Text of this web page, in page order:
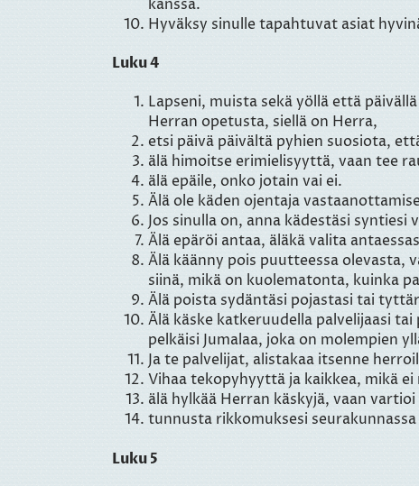
kanssa.
Hyväksy sinulle tapahtuvat asiat
Luku 4
Lapseni, muista sekä yöllä että
Herran opetusta, siellä on Herra,
etsi päivä päivältä pyhien suosiota,
älä himoitse erimielisyyttä, vaan tee
älä epäile, onko jotain vai ei.
Älä ole käden ojentaja
Jos sinulla on, anna kädestäsi syntiesi
Älä epäröi antaa, äläkä valita
Älä käänny pois puutteessa olevasta,
siinä, mikä on kuolematonta, kuinka
Älä poista sydäntäsi pojastasi tai
Älä käske katkeruudella palvelijaasi
pelkäisi Jumalaa, joka on molempien
Ja te palvelijat, alistakaa itsenne
Vihaa tekopyhyyttä ja kaikkea, mikä ei
älä hylkää Herran käskyjä, vaan
tunnusta rikkomuksesi
Luku 5